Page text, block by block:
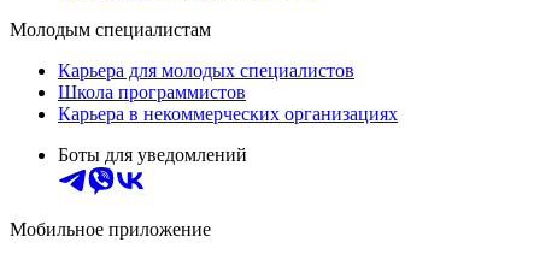
Молодым специалистам
Карьера для молодых специалистов
Школа программистов
Карьера в некоммерческих организациях
Боты для уведомлений
Мобильное приложение